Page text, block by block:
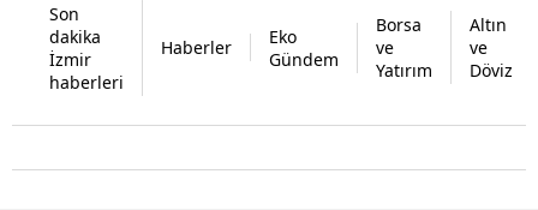
Son
dakika
İzmir
haberleri
Haberler
Eko
Gündem
Borsa
ve
Yatırım
Altın
ve
Döviz